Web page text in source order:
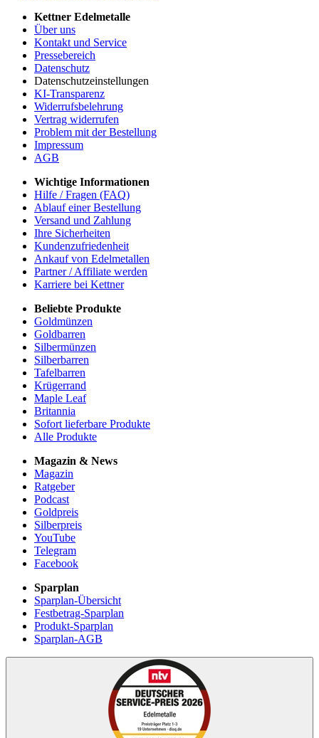
Kettner Edelmetalle
Über uns
Kontakt und Service
Pressebereich
Datenschutz
Datenschutzeinstellungen
KI-Transparenz
Widerrufsbelehrung
Vertrag widerrufen
Problem mit der Bestellung
Impressum
AGB
Wichtige Informationen
Hilfe / Fragen (FAQ)
Ablauf einer Bestellung
Versand und Zahlung
Ihre Sicherheiten
Kundenzufriedenheit
Ankauf von Edelmetallen
Partner / Affiliate werden
Karriere bei Kettner
Beliebte Produkte
Goldmünzen
Goldbarren
Silbermünzen
Silberbarren
Tafelbarren
Krügerrand
Maple Leaf
Britannia
Sofort lieferbare Produkte
Alle Produkte
Magazin & News
Magazin
Ratgeber
Podcast
Goldpreis
Silberpreis
YouTube
Telegram
Facebook
Sparplan
Sparplan-Übersicht
Festbetrag-Sparplan
Produkt-Sparplan
Sparplan-AGB